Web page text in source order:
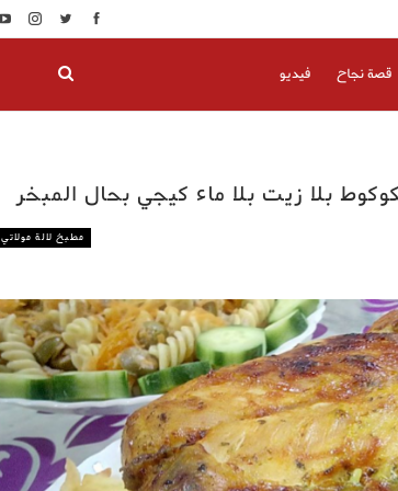
قصة نجاح فيديو
بلا زيت بلا ماء كيجي بحال المبخر
مطبخ لالة مولاتي